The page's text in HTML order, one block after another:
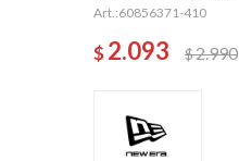
60856371-410
$2.093 $2.990